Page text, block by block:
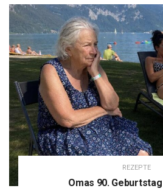
REZEPTE
Omas 90.